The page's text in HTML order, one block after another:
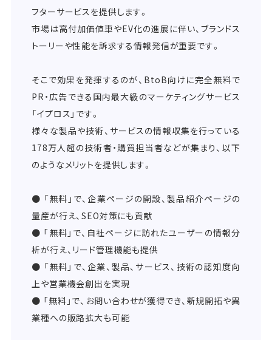
フターサービスを提供します。
市場は高付加価値車やEV化の進展に伴い、ブランドス
トーリーや性能を訴求する情報発信が重要です。
そこで効果を発揮するのが、BtoB向けに完全無料で
PR・広告できる国内最大級のマーケティングサービス
「イプロス」です。
様々な製品や技術、サービスの情報収集を行っている
178万人超の技術者・購買担当者などが集まり、以下
のようなメリットを提供します。
● 「無料」で、企業ページの開設、製品紹介ページの
量産が行え、SEO対策にも貢献
● 「無料」で、自社ページに訪れたユーザーの情報分
析が行え、リード管理機能も提供
● 「無料」で、企業、製品、サービス、技術の認知度向
上や営業機会創出を実現
● 「無料」で、お問い合わせが獲得でき、新規開拓や異
業種への販路拡大も可能